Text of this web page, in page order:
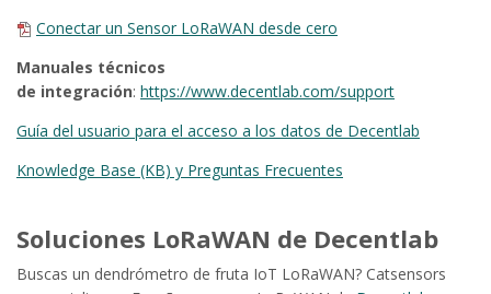
Conectar un Sensor LoRaWAN desde cero
Manuales técnicos
de integración: https://www.decentlab.com/support
Guía del usuario para el acceso a los datos de Decentlab
Knowledge Base (KB) y Preguntas Frecuentes
Soluciones LoRaWAN de Decentlab
Buscas un dendrómetro de fruta IoT LoRaWAN? Catsensors